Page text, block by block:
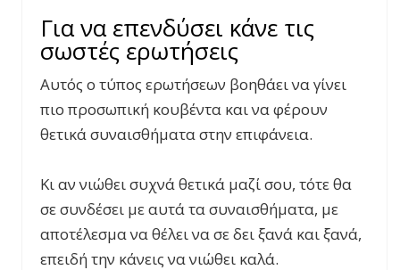
Για να επενδύσει κάνε τις
σωστές ερωτήσεις
Αυτός ο τύπος ερωτήσεων βοηθάει να γίνει
πιο προσωπική κουβέντα και να φέρουν
θετικά συναισθήματα στην επιφάνεια.
Κι αν νιώθει συχνά θετικά μαζί σου, τότε θα
σε συνδέσει με αυτά τα συναισθήματα, με
αποτέλεσμα να θέλει να σε δει ξανά και ξανά,
επειδή την κάνεις να νιώθει καλά.